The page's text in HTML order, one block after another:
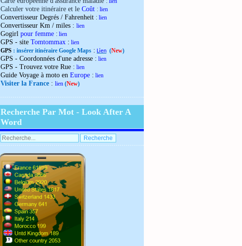
Calculer votre itinéraire et le Coût : lien
Convertisseur Degrés / Fahrenheit : lien
Convertisseur Km / miles : lien
Gogirl pour femme : lien
GPS - site Tomtommax : lien
GPS : insérer itinéraire Google Maps : Lien (New)
GPS - Coordonnées d'une adresse : lien
GPS - Trouvez votre Rue : lien
Guide Voyage à moto en Europe : lien
Visiter la France : lien (New)
Recherche Par Mot - Look After A
Word